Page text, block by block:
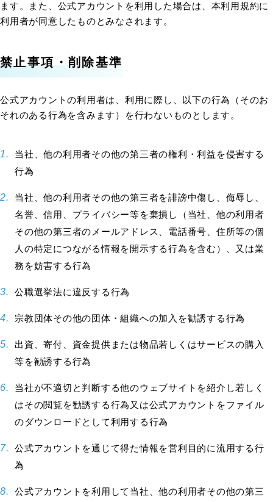
ます。また、公式アカウントを利用した場合は、本利用規約に
利用者が同意したものとみなされます。
禁止事項・削除基準
公式アカウントの利用者は、利用に際し、以下の行為（そのお
それのある行為を含みます）を行わないものとします。
当社、他の利用者その他の第三者の権利・利益を侵害する
行為
当社、他の利用者その他の第三者を誹謗中傷し、侮辱し、
名誉、信用、プライバシー等を棄損し（当社、他の利用者
その他の第三者のメールアドレス、電話番号、住所等の個
人の特定につながる情報を開示する行為を含む）、又は業
務を妨害する行為
公職選挙法に違反する行為
宗教団体その他の団体・組織への加入を勧誘する行為
出資、寄付、資金提供または物品若しくはサービスの購入
等を勧誘する行為
当社が不適切と判断する他のウェブサイトを紹介し若しく
はその閲覧を勧誘する行為又は公式アカウントをファイル
のダウンロードとして利用する行為
公式アカウントを通じて得た情報を営利目的に流用する行
為
公式アカウントを利用して当社、他の利用者その他の第三